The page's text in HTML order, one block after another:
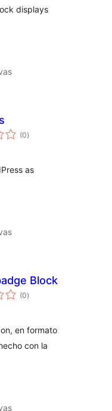
displays
(0valoraciones
en
)
as
Block
(0valoraciones
en
)
en formato
con la